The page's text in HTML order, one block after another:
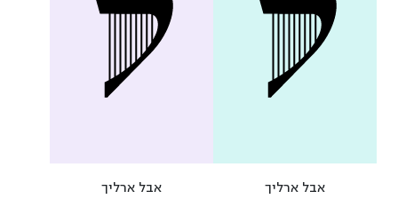
אבל ארליך
אבל ארליך